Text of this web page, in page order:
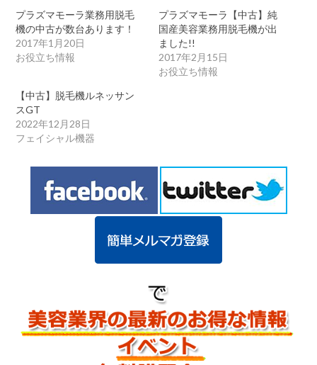
プラズマモーラ業務用脱毛
機の中古が数台あります！
2017年1月20日
お役立ち情報
プラズマモーラ【中古】純
国産美容業務用脱毛機が出
ました!!
2017年2月15日
お役立ち情報
【中古】脱毛機ルネッサン
スGT
2022年12月28日
フェイシャル機器